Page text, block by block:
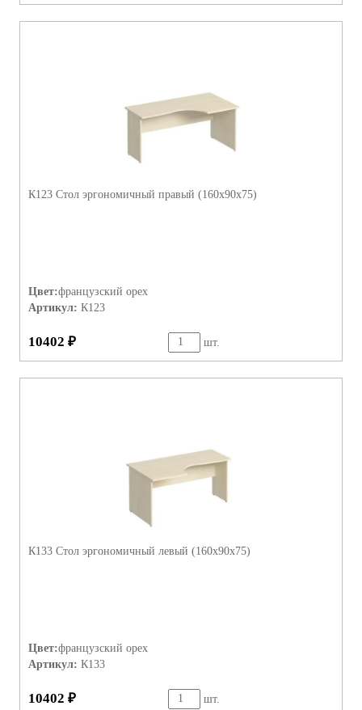
К123 Стол эргономичный правый (160х90х75)
Цвет:французский орех
Артикул: К123
10402 ₽ шт.
К133 Стол эргономичный левый (160х90х75)
Цвет:французский орех
Артикул: К133
10402 ₽ шт.